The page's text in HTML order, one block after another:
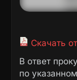
Скачать
В ответ
по